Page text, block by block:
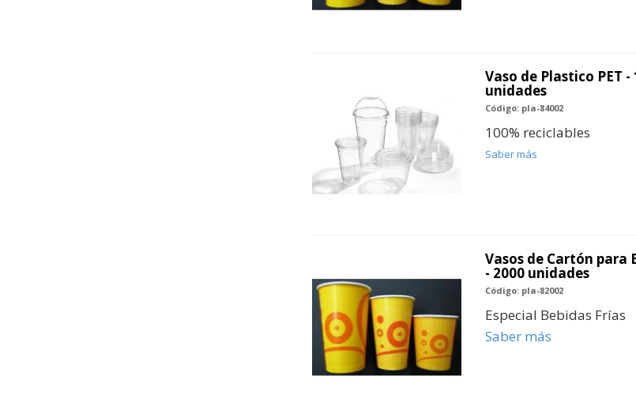
Vaso de Plastico PET -
unidades
Código: pla-84002
100% reciclables
Saber más
Vasos de Cartón para
- 2000 unidades
Código: pla-82002
Especial Bebidas Frías
Saber más